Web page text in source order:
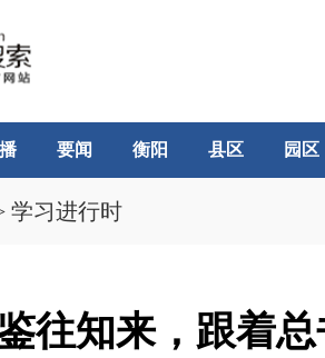
要闻 衡阳 县区 园区
学习进行时
往知来，跟着